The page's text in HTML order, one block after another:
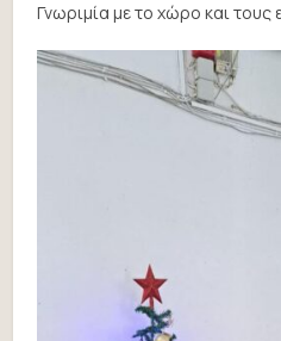
Γνωριμία με το χώρο και τους